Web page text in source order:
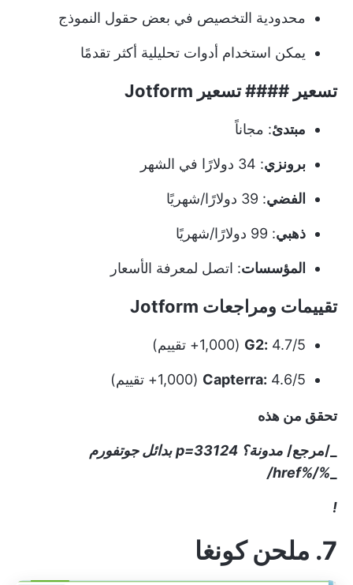
محدودية التخصيص في بعض حقول النموذج
يمكن استخدام أدوات تحليلية أكثر تقدمًا
تسعير #### تسعير Jotform
مبتدئ: مجاناً
برونزي: 34 دولارًا في الشهر
الفضي: 39 دولارًا/شهريًا
ذهبي: 99 دولارًا/شهريًا
المؤسسات: اتصل لمعرفة الأسعار
تقييمات ومراجعات Jotform
G2: 4.7/5 (1,000+ تقييم)
Capterra: 4.6/5 (1,000+ تقييم)
تحقق من هذه
_/مرجع/ مدونة؟ p=33124
بدائل جوتفورم
%/%href/
!
7. ملحن كونغا